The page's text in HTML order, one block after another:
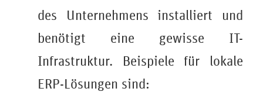
des Unternehmens installiert und
benötigt eine gewisse IT-
Infrastruktur. Beispiele für lokale
ERP-Lösungen sind: